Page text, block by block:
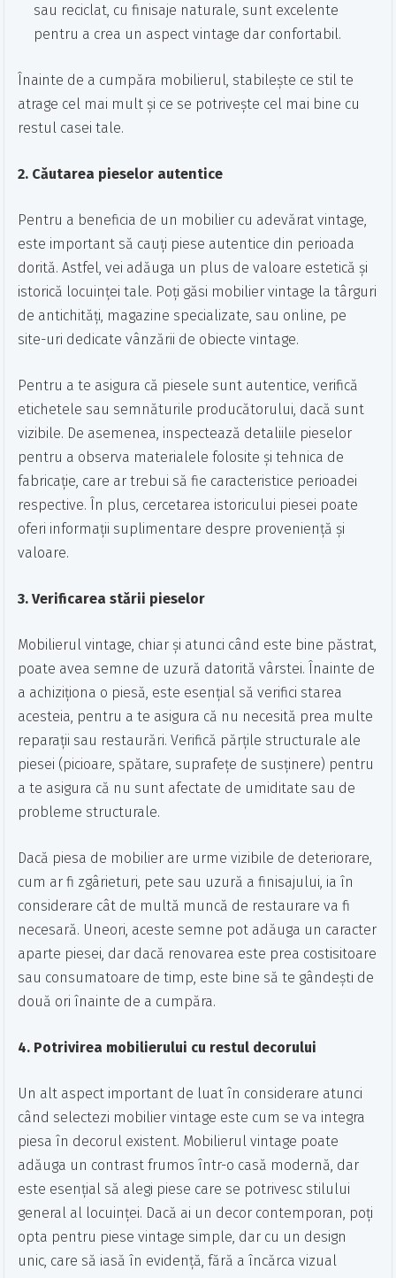
sau reciclat, cu finisaje naturale, sunt excelente
pentru a crea un aspect vintage dar confortabil.
Înainte de a cumpăra mobilierul, stabilește ce stil te
atrage cel mai mult și ce se potrivește cel mai bine cu
restul casei tale.
2. Căutarea pieselor autentice
Pentru a beneficia de un mobilier cu adevărat vintage,
este important să cauți piese autentice din perioada
dorită. Astfel, vei adăuga un plus de valoare estetică și
istorică locuinței tale. Poți găsi mobilier vintage la târguri
de antichități, magazine specializate, sau online, pe
site-uri dedicate vânzării de obiecte vintage.
Pentru a te asigura că piesele sunt autentice, verifică
etichetele sau semnăturile producătorului, dacă sunt
vizibile. De asemenea, inspectează detaliile pieselor
pentru a observa materialele folosite și tehnica de
fabricație, care ar trebui să fie caracteristice perioadei
respective. În plus, cercetarea istoricului piesei poate
oferi informații suplimentare despre proveniență și
valoare.
3. Verificarea stării pieselor
Mobilierul vintage, chiar și atunci când este bine păstrat,
poate avea semne de uzură datorită vârstei. Înainte de
a achiziționa o piesă, este esențial să verifici starea
acesteia, pentru a te asigura că nu necesită prea multe
reparații sau restaurări. Verifică părțile structurale ale
piesei (picioare, spătare, suprafețe de susținere) pentru
a te asigura că nu sunt afectate de umiditate sau de
probleme structurale.
Dacă piesa de mobilier are urme vizibile de deteriorare,
cum ar fi zgârieturi, pete sau uzură a finisajului, ia în
considerare cât de multă muncă de restaurare va fi
necesară. Uneori, aceste semne pot adăuga un caracter
aparte piesei, dar dacă renovarea este prea costisitoare
sau consumatoare de timp, este bine să te gândești de
două ori înainte de a cumpăra.
4. Potrivirea mobilierului cu restul decorului
Un alt aspect important de luat în considerare atunci
când selectezi mobilier vintage este cum se va integra
piesa în decorul existent. Mobilierul vintage poate
adăuga un contrast frumos într-o casă modernă, dar
este esențial să alegi piese care se potrivesc stilului
general al locuinței. Dacă ai un decor contemporan, poți
opta pentru piese vintage simple, dar cu un design
unic, care să iasă în evidență, fără a încărca vizual